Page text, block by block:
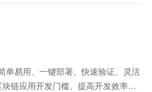
单易用、一键部署、快速验证、灵活
链应用开发门槛、提高开发效率，